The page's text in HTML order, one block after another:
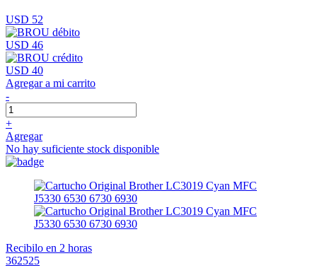
USD 52
USD 46
USD 40
Agregar a mi carrito
-
+
Agregar
No hay suficiente stock disponible
Recibilo en 2 horas
362525